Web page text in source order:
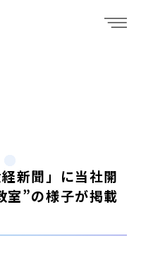
新聞」に当社開
室”の様子が掲載